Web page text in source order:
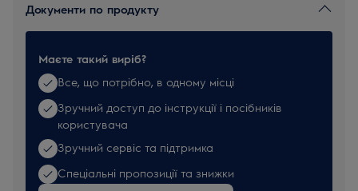
Документи по продукту
Маєте такий виріб?
Все, що потрібно, в одному місці
Зручний доступ до інструкції і посібників
користувача
Зручний сервіс та підтримка
Спеціальні пропозиції та знижки